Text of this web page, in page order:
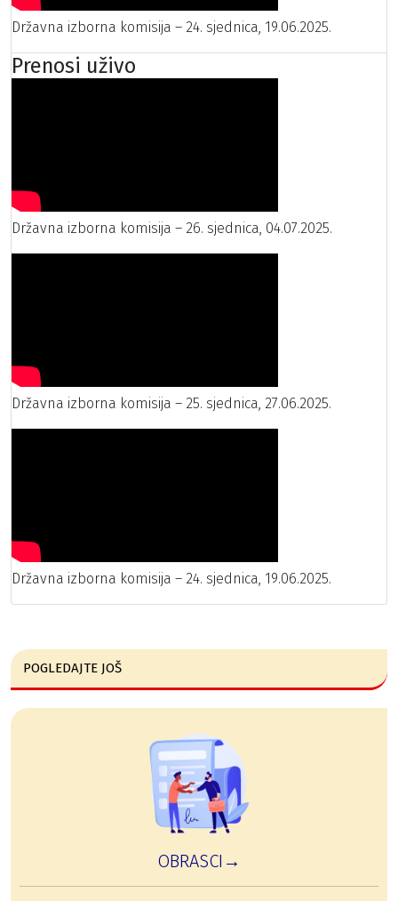
Državna izborna komisija – 24. sjednica, 19.06.2025.
Prenosi uživo
Državna izborna komisija – 26. sjednica, 04.07.2025.
Državna izborna komisija – 25. sjednica, 27.06.2025.
Državna izborna komisija – 24. sjednica, 19.06.2025.
POGLEDAJTE JOŠ
OBRASCI→